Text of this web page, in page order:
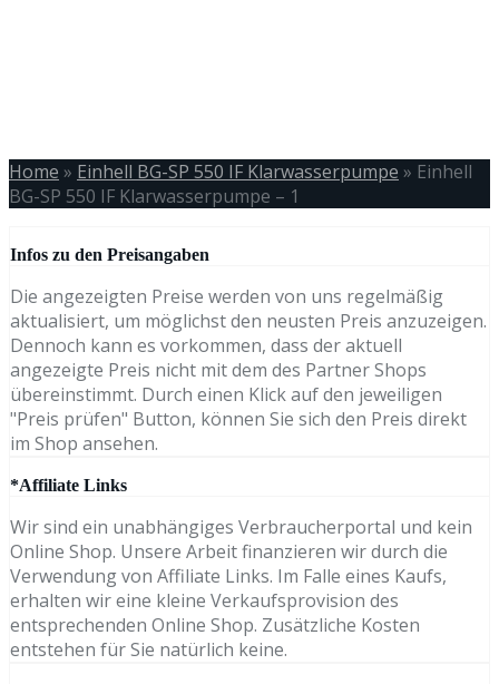
Home » Einhell BG-SP 550 IF Klarwasserpumpe » Einhell
BG-SP 550 IF Klarwasserpumpe – 1
Infos zu den Preisangaben
Die angezeigten Preise werden von uns regelmäßig
aktualisiert, um möglichst den neusten Preis anzuzeigen.
Dennoch kann es vorkommen, dass der aktuell
angezeigte Preis nicht mit dem des Partner Shops
übereinstimmt. Durch einen Klick auf den jeweiligen
"Preis prüfen" Button, können Sie sich den Preis direkt
im Shop ansehen.
*Affiliate Links
Wir sind ein unabhängiges Verbraucherportal und kein
Online Shop. Unsere Arbeit finanzieren wir durch die
Verwendung von Affiliate Links. Im Falle eines Kaufs,
erhalten wir eine kleine Verkaufsprovision des
entsprechenden Online Shop. Zusätzliche Kosten
entstehen für Sie natürlich keine.